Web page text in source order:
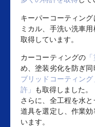
キーパーコーティン
ミカル、手洗い洗車
取得しています。
カーコーティングの
め、塗装劣化を防ぎ
ブリッドコーティング
許」
も取得しました。
さらに、全工程を水
道具を選定し、作業
います。